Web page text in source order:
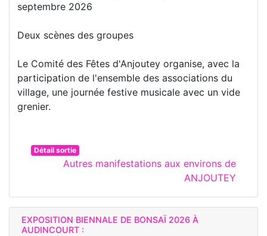
septembre 2026
Deux scènes des groupes
Le Comité des Fêtes d'Anjoutey organise, avec la
participation de l'ensemble des associations du
village, une journée festive musicale avec un vide
grenier.
Détail sortie
Autres manifestations aux environs de
ANJOUTEY
EXPOSITION BIENNALE DE BONSAÏ 2026 À
AUDINCOURT :